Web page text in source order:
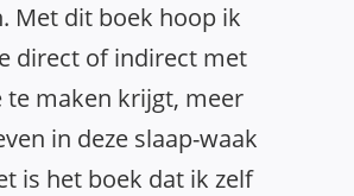
Met dit boek hoop ik
direct of indirect met
te maken krijgt, meer
in deze slaap-waak
is het boek dat ik zelf